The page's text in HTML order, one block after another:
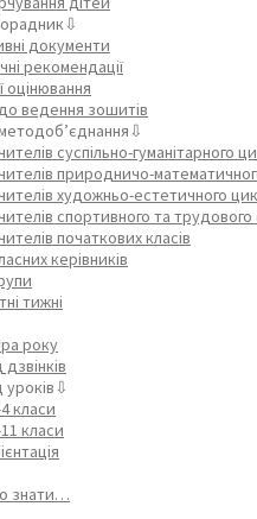
документи
рекомендації
оцінювання
ведення зошитів
суспільно-гуманітарного
природничо-
художньо-естетичного
спортивного та
початкових класів
керівників
тижні
року
уроків⇩
класи
класи
знати…